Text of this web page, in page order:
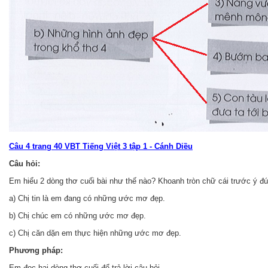
Câu 4 trang 40 VBT Tiếng Việt 3 tập 1 - Cánh Diều
Câu hỏi:
Em hiểu 2 dòng thơ cuối bài như thế nào? Khoanh tròn chữ cái trước ý
a) Chị tin là em đang có những ước mơ đẹp.
b) Chị chúc em có những ước mơ đẹp.
c) Chị căn dặn em thực hiện những ước mơ đẹp.
Phương pháp: